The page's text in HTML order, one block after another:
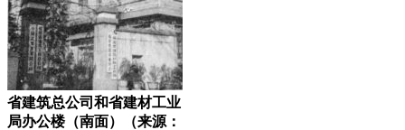
省建筑总公司和省建材工业
局办公楼（南面）（来源：